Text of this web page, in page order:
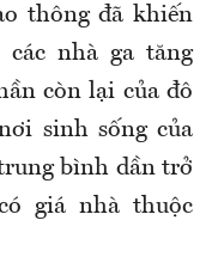
thông đã khiến
nhà ga tăng
còn lại của đô
sinh sống của
bình dần trở
giá nhà thuộc